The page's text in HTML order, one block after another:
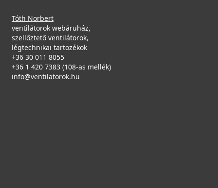
Tóth Norbert
ventilátorok webáruház,
szellőztető ventilátorok,
légtechnikai tartozékok
+36 30 011 8055
+36 1 420 7383 (108-as mellék)
info@ventilatorok.hu